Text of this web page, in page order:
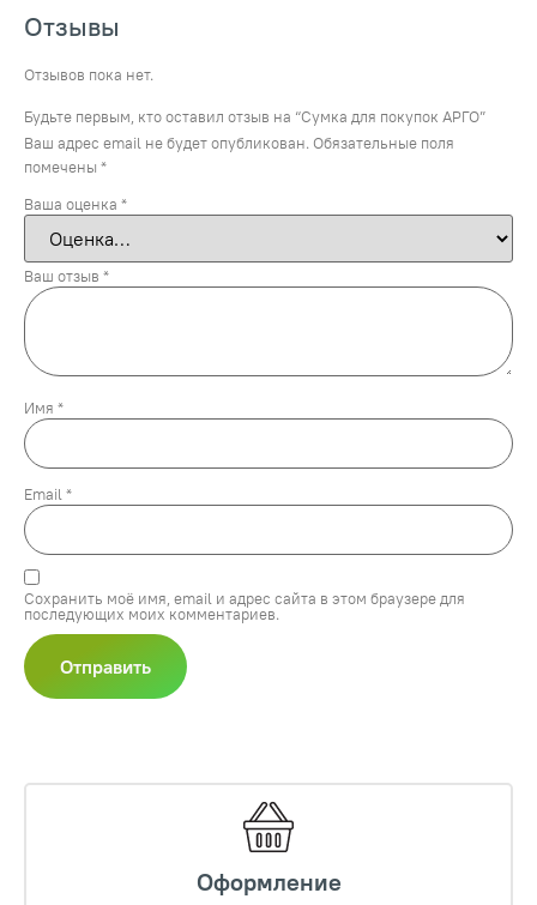
Отзывы
Отзывов пока нет.
Будьте первым, кто оставил отзыв на “Сумка для покупок АРГО”
Ваш адрес email не будет опубликован. Обязательные поля
помечены *
Ваша оценка *
Ваш отзыв *
Имя *
Email *
Сохранить моё имя, email и адрес сайта в этом браузере для
последующих моих комментариев.
Оформление